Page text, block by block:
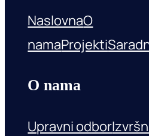
NaslovnaO
namaProjekti
O nama
Upravni odbor